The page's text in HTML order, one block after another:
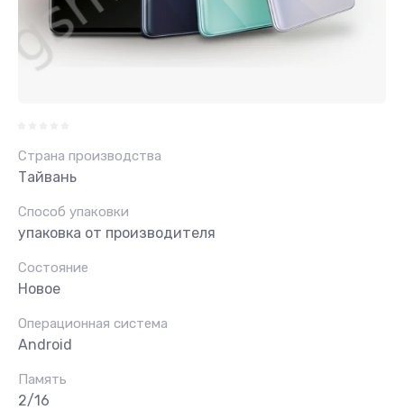
Страна производства
Тайвань
Способ упаковки
упаковка от производителя
Состояние
Новое
Операционная система
Android
Память
2/16